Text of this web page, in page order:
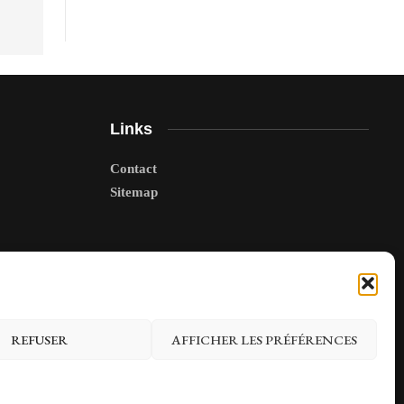
REFUSER AFFICHER LES PRÉFÉRENCES
Links
Contact
Sitemap